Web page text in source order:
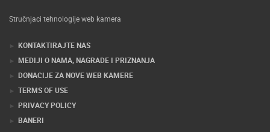
Stručnjaci tehnologije web kamera
KONTAKTIRAJTE NAS
MEDIJI O NAMA, NAGRADE I PRIZNANJA
DONACIJE ZA NOVE WEB KAMERE
TERMS OF USE
PRIVACY POLICY
BANERI